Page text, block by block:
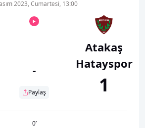
2023, Cumartesi, 13:00
-
Paylaş
Atakaş
Hatayspor
1
0’